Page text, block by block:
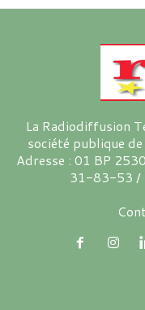
La Radiodiffusion
société publique
Adresse : 01 BP
31-83-53 /